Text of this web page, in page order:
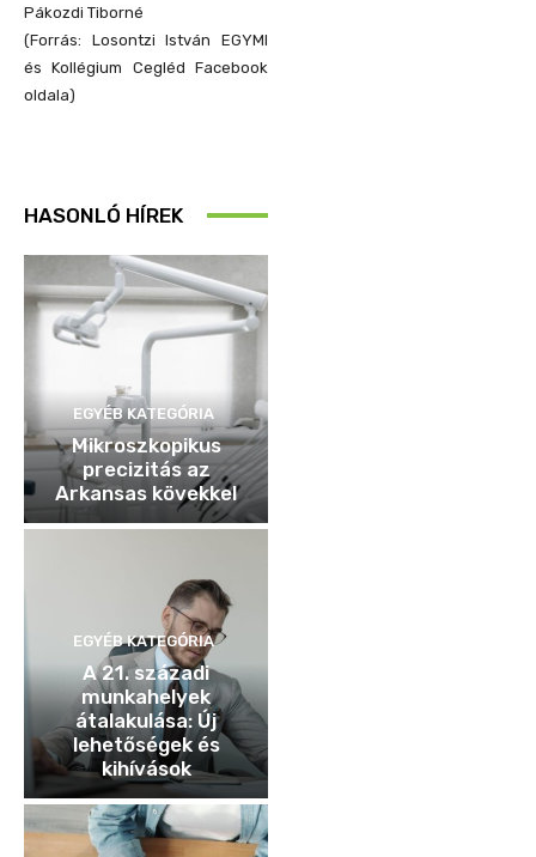
Pákozdi Tiborné
(Forrás: Losontzi István EGYMI
és Kollégium Cegléd Facebook
oldala)
HASONLÓ HÍREK
EGYÉB KATEGÓRIA
Mikroszkopikus
precizitás az
Arkansas kövekkel
EGYÉB KATEGÓRIA
A 21. századi
munkahelyek
átalakulása: Új
lehetőségek és
kihívások